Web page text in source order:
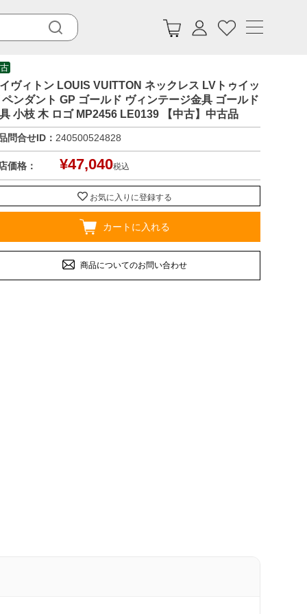
ヴィトン LOUIS VUITTON ネックレス LVトゥイッ
ペンダント GP ゴールド ヴィンテージ金具 ゴールド
小枝 木 ロゴ MP2456 LE0139 【中古】中古品
問合せID： 240500524828
価格： ¥47,040税込
お気に入りに登録する
カートに入れる
商品についてのお問い合わせ